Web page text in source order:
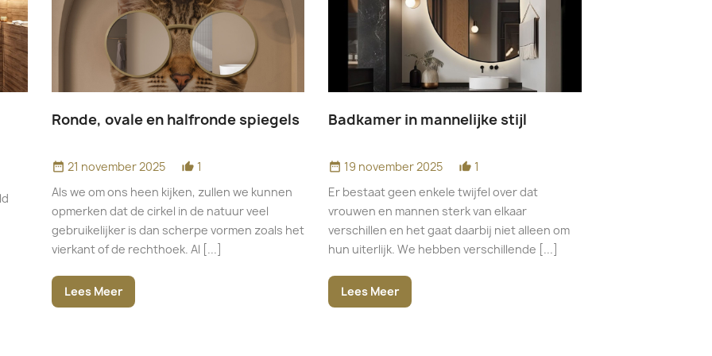
Ronde, ovale en halfronde spiegels
date_range 21 november 2025 thumb_up_alt 1
Als we om ons heen kijken, zullen we kunnen
opmerken dat de cirkel in de natuur veel
gebruikelijker is dan scherpe vormen zoals het
vierkant of de rechthoek. Al [...]
Lees Meer
Badkamer in mannelijke stijl
date_range 19 november 2025 thumb_up_alt 1
Er bestaat geen enkele twijfel over dat
vrouwen en mannen sterk van elkaar
verschillen en het gaat daarbij niet alleen om
hun uiterlijk. We hebben verschillende [...]
Lees Meer